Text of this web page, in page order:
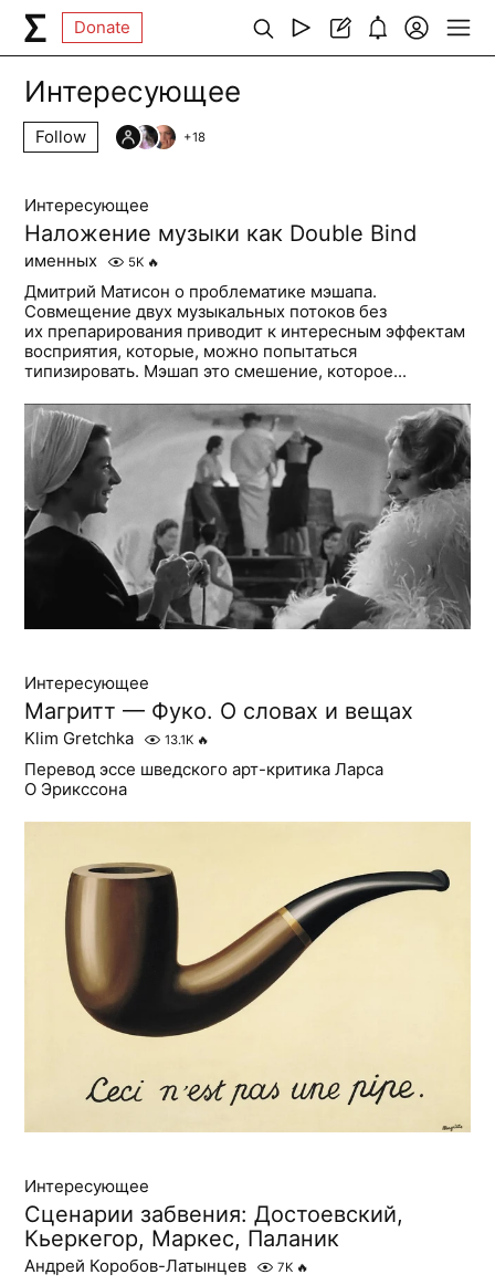
Donate
Интересующее
Follow +18
Интересующее
Наложение музыки как Double Bind
именных 5K 🔥
Дмитрий Матисон о проблематике мэшапа.
Совмещение двух музыкальных потоков без
их препарирования приводит к интересным эффектам
восприятия, которые, можно попытаться
типизировать. Мэшап это смешение, которое...
Интересующее
Магритт — Фуко. О словах и вещах
Klim Gretchka 13.1K 🔥
Перевод эссе шведского арт-критика Ларса
О Эрикссона
Интересующее
Сценарии забвения: Достоевский,
Кьеркегор, Маркес, Паланик
Андрей Коробов-Латынцев 7K 🔥